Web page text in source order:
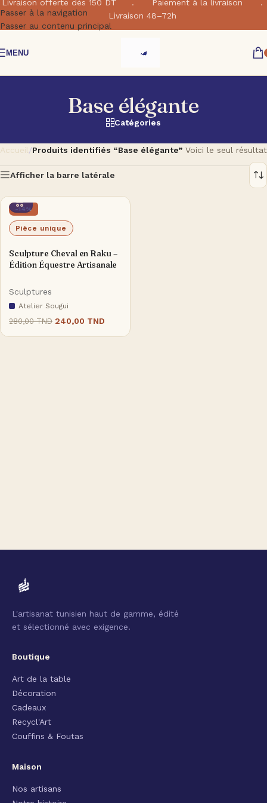
Passer à la navigation
Passer au contenu principal
Livraison offerte dés 150 DT . Paiement à la livraison .
Livraison 48–72h
MENU
Base élégante
Catégories
Accueil/Produits identifiés “Base élégante” Voici le seul résultat
Afficher la barre latérale
-14%
Pièce unique
Sculpture Cheval en Raku –
Édition Équestre Artisanale
Sculptures
Atelier Sougui
280,00TND 240,00 TND
L'artisanat tunisien haut de gamme, édité
et sélectionné avec exigence.
Boutique
Art de la table
Décoration
Cadeaux
Recycl'Art
Couffins & Foutas
Maison
Nos artisans